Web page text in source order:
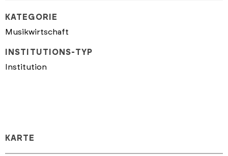
KATEGORIE
Musikwirtschaft
INSTITUTIONS-TYP
Institution
KARTE